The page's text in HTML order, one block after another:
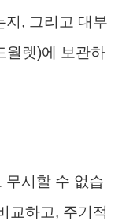
지, 그리고 대부
월렛)에 보관하
무시할 수 없습
교하고, 주기적